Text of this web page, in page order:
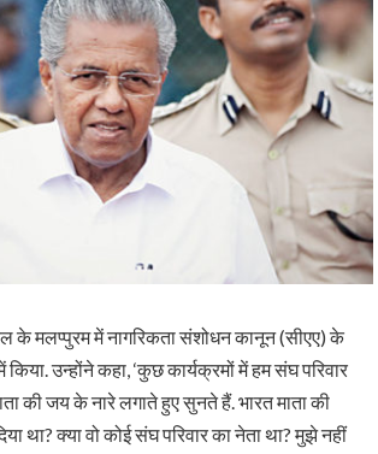
के मलप्पुरम में नागरिकता संशोधन कानून (सीएए) के
उन्होंने कहा, ‘कुछ कार्यक्रमों में हम संघ परिवार
की जय के नारे लगाते हुए सुनते हैं. भारत माता की
था? क्या वो कोई संघ परिवार का नेता था? मुझे नहीं